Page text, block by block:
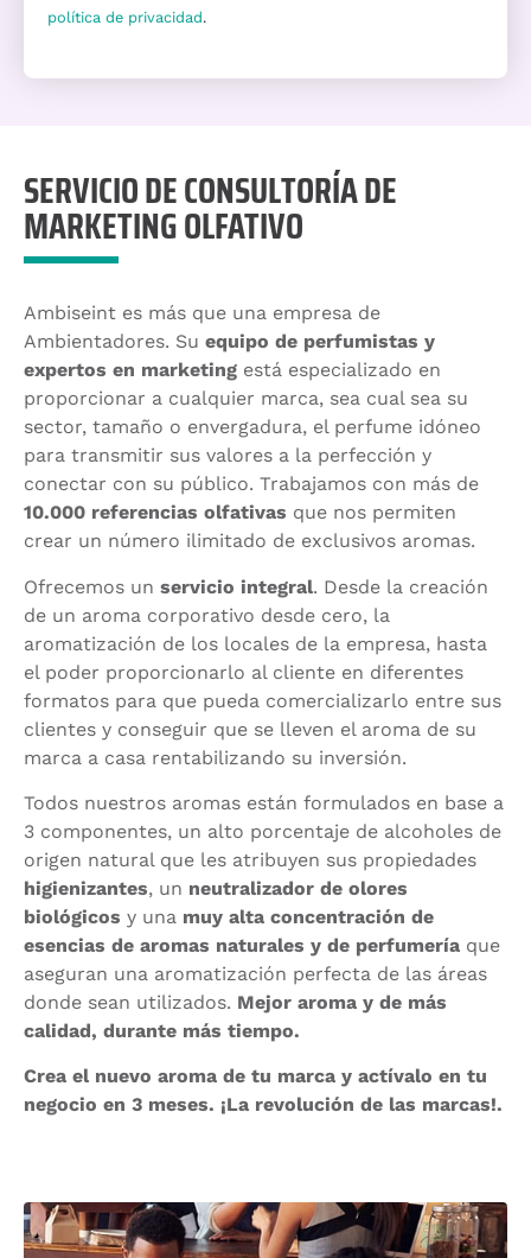
política de privacidad.
SERVICIO DE CONSULTORÍA DE
MARKETING OLFATIVO
Ambiseint es más que una empresa de
Ambientadores. Su equipo de perfumistas y
expertos en marketing está especializado en
proporcionar a cualquier marca, sea cual sea su
sector, tamaño o envergadura, el perfume idóneo
para transmitir sus valores a la perfección y
conectar con su público. Trabajamos con más de
10.000 referencias olfativas que nos permiten
crear un número ilimitado de exclusivos aromas.
Ofrecemos un servicio integral. Desde la creación
de un aroma corporativo desde cero, la
aromatización de los locales de la empresa, hasta
el poder proporcionarlo al cliente en diferentes
formatos para que pueda comercializarlo entre sus
clientes y conseguir que se lleven el aroma de su
marca a casa rentabilizando su inversión.
Todos nuestros aromas están formulados en base a
3 componentes, un alto porcentaje de alcoholes de
origen natural que les atribuyen sus propiedades
higienizantes, un neutralizador de olores
biológicos y una muy alta concentración de
esencias de aromas naturales y de perfumería que
aseguran una aromatización perfecta de las áreas
donde sean utilizados. Mejor aroma y de más
calidad, durante más tiempo.
Crea el nuevo aroma de tu marca y actívalo en tu
negocio en 3 meses. ¡La revolución de las marcas!.